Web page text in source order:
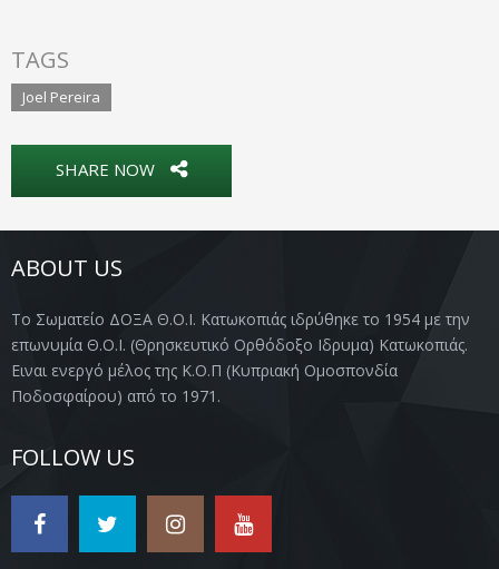
TAGS
Joel Pereira
SHARE NOW
ABOUT US
Το Σωματείο ΔΟΞΑ Θ.Ο.Ι. Κατωκοπιάς ιδρύθηκε το 1954 με την
επωνυμία Θ.Ο.Ι. (Θρησκευτικό Ορθόδοξο Ιδρυμα) Κατωκοπιάς.
Ειναι ενεργό μέλος της Κ.Ο.Π (Κυπριακή Ομοσπονδία
Ποδοσφαίρου) από το 1971.
FOLLOW US